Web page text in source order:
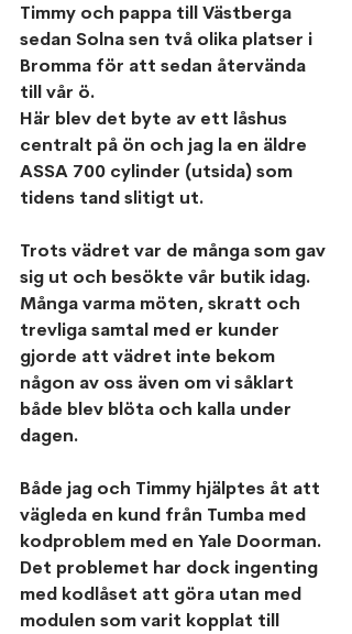
Timmy och pappa till Västberga
sedan Solna sen två olika platser i
Bromma för att sedan återvända
till vår ö.
Här blev det byte av ett låshus
centralt på ön och jag la en äldre
ASSA 700 cylinder (utsida) som
tidens tand slitigt ut.
Trots vädret var de många som gav
sig ut och besökte vår butik idag.
Många varma möten, skratt och
trevliga samtal med er kunder
gjorde att vädret inte bekom
någon av oss även om vi såklart
både blev blöta och kalla under
dagen.
Både jag och Timmy hjälptes åt att
vägleda en kund från Tumba med
kodproblem med en Yale Doorman.
Det problemet har dock ingenting
med kodlåset att göra utan med
modulen som varit kopplat till